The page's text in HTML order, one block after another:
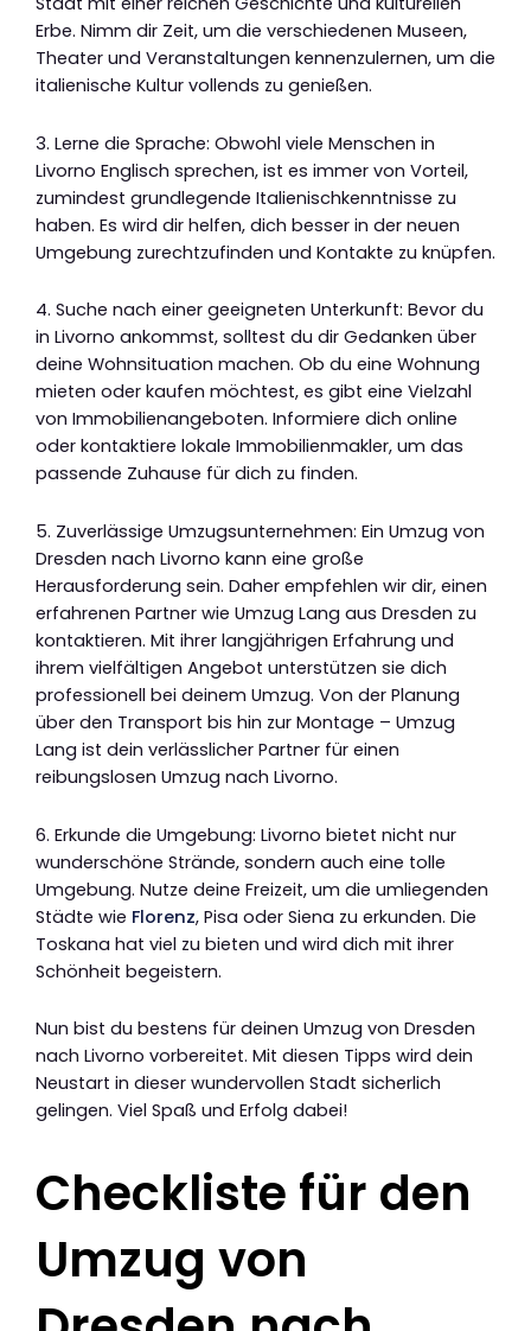
Erbe. Nimm dir Zeit, um die verschiedenen Museen,
Theater und Veranstaltungen kennenzulernen, um die
italienische Kultur vollends zu genießen.
3. Lerne die Sprache: Obwohl viele Menschen in
Livorno Englisch sprechen, ist es immer von Vorteil,
zumindest grundlegende Italienischkenntnisse zu
haben. Es wird dir helfen, dich besser in der neuen
Umgebung zurechtzufinden und Kontakte zu knüpfen.
4. Suche nach einer geeigneten Unterkunft: Bevor du
in Livorno ankommst, solltest du dir Gedanken über
deine Wohnsituation machen. Ob du eine Wohnung
mieten oder kaufen möchtest, es gibt eine Vielzahl
von Immobilienangeboten. Informiere dich online
oder kontaktiere lokale Immobilienmakler, um das
passende Zuhause für dich zu finden.
5. Zuverlässige Umzugsunternehmen: Ein Umzug von
Dresden nach Livorno kann eine große
Herausforderung sein. Daher empfehlen wir dir, einen
erfahrenen Partner wie Umzug Lang aus Dresden zu
kontaktieren. Mit ihrer langjährigen Erfahrung und
ihrem vielfältigen Angebot unterstützen sie dich
professionell bei deinem Umzug. Von der Planung
über den Transport bis hin zur Montage – Umzug
Lang ist dein verlässlicher Partner für einen
reibungslosen Umzug nach Livorno.
6. Erkunde die Umgebung: Livorno bietet nicht nur
wunderschöne Strände, sondern auch eine tolle
Umgebung. Nutze deine Freizeit, um die umliegenden
Städte wie Florenz, Pisa oder Siena zu erkunden. Die
Toskana hat viel zu bieten und wird dich mit ihrer
Schönheit begeistern.
Nun bist du bestens für deinen Umzug von Dresden
nach Livorno vorbereitet. Mit diesen Tipps wird dein
Neustart in dieser wundervollen Stadt sicherlich
gelingen. Viel Spaß und Erfolg dabei!
Checkliste für den
Umzug von